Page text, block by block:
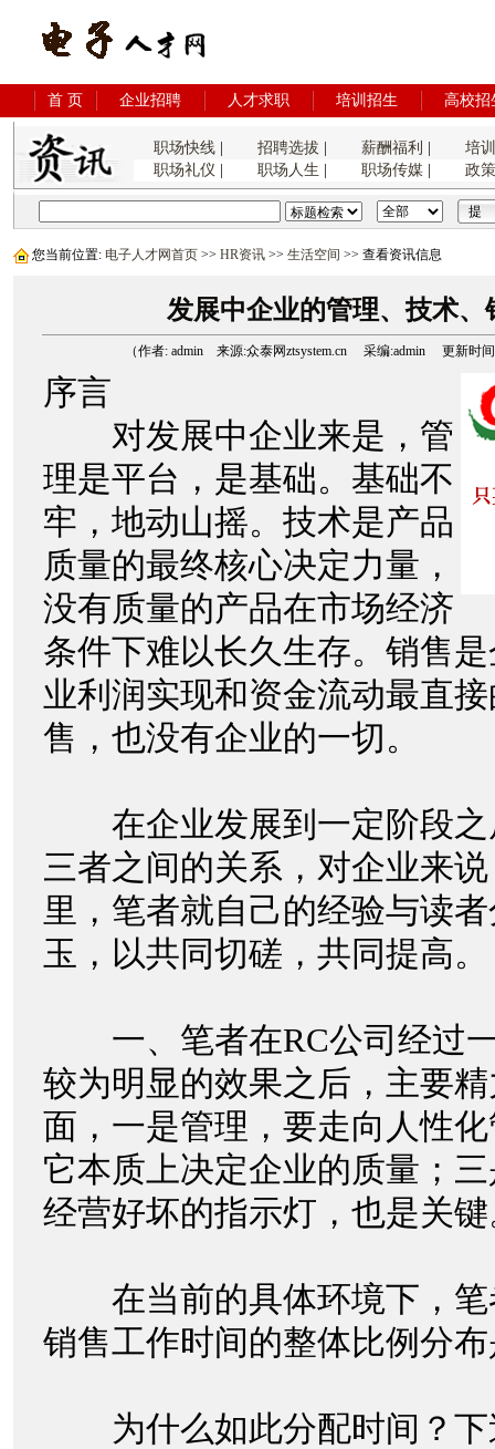
首 页 企业招聘 人才求职 培训招生 高校招
职场快线| 招聘选拔 薪酬福利
培
职场礼仪
职场人生 职场传媒| 政
您当前位置: 电子人才网首页 >> HR资讯 >> 生活空间 >> 查看资讯信息
发展中企业的管理、技术、
（作者: admin 来源:众泰网ztsystem.cn 采编:admin 更新时间
序言
对发展中企业来是，管
理是平台，是基础。基础不
牢，地动山摇。技术是产品
质量的最终核心决定力量，
没有质量的产品在市场经济
条件下难以长久生存。销售
业利润实现和资金流动最直
售，也没有企业的一切。
在企业发展到一定阶段之
三者之间的关系，对企业来
里，笔者就自己的经验与读
玉，以共同切磋，共同提高
一、笔者在RC公司经过
较为明显的效果之后，主要
面，一是管理，要走向人性
它本质上决定企业的质量；
经营好坏的指示灯，也是关
在当前的具体环境下，笔
销售工作时间的整体比例分
为什么如此分配时间？下